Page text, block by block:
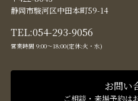
静岡市駿河区中田本町59-14
TEL:054-293-9056
営業時間 9:00〜18:00(定休:火・水)
お問い
ご相談・来場予約は